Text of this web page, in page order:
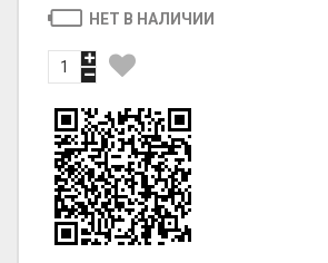
НЕТ В НАЛИЧИИ